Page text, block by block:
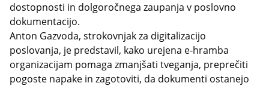
dostopnosti in dolgoročnega zaupanja v poslovno
dokumentacijo.
Anton Gazvoda, strokovnjak za digitalizacijo
poslovanja, je predstavil, kako urejena e-hramba
organizacijam pomaga zmanjšati tveganja, preprečiti
pogoste napake in zagotoviti, da dokumenti ostanejo